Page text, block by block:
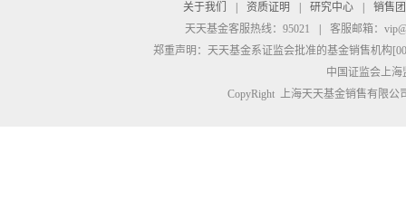
关于我们 资质证明 研究中心
销售
天天基金客服热线：95021
客服邮箱：
郑重声明： 天天基金系证监会批准的基金销售机构
中国证监会上
CopyRight 上海天天基金销售有限